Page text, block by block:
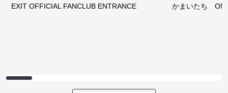
EXIT OFFICIAL FANCLUB ENTRANCE かまいたち